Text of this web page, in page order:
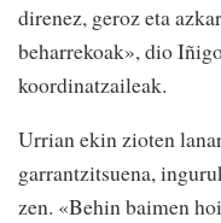
direnez, geroz eta
beharrekoak», dio
koordinatzaileak.
Urrian ekin zioten
garrantzitsuena,
zen. «Behin baimen